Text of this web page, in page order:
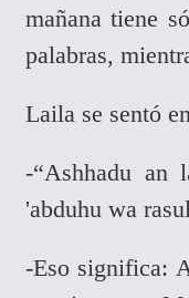
mañana tiene
palabras,
Laila se sentó
-“Ashhadu an
'abduhu wa
-Eso significa: